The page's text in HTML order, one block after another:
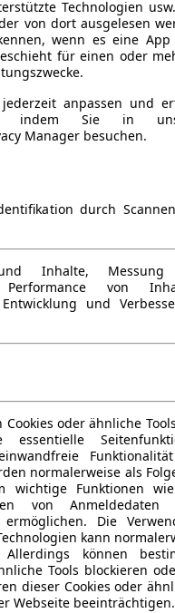
Technologien
von dort ausgelesen
wenn es eine App
für einen oder
anpassen und
indem Sie in
Manager besuchen.
durch
Inhalte,
von
und
oder ähnliche
normalerweise als
wichtige Funktionen
von Anmeldedaten
Die
kann
können
Tools blockieren
dieser Cookies oder
Webseite beeinträchtigen.